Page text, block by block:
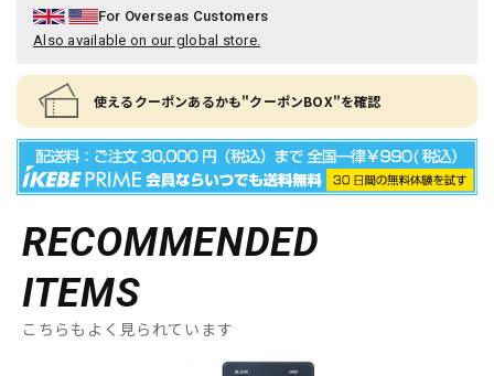
For Overseas Customers
Also available on our global store.
使えるクーポンあるかも"クーポンBOX"を確認
RECOMMENDED
ITEMS
こちらもよく見られています